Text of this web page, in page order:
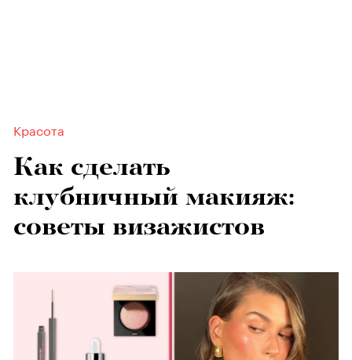
Красота
Как сделать
клубничный макияж:
советы визажистов